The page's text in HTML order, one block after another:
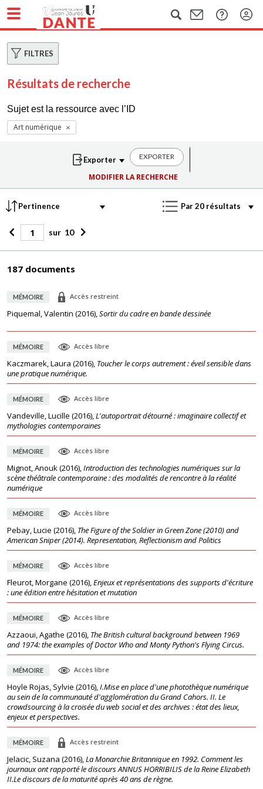
FILTRES
Résultats de recherche
Sujet est la ressource avec l’ID
Art numérique
EXPORTER
MODIFIER LA RECHERCHE
sur 10
187 documents
MÉMOIRE Accès restreint
Piquemal, Valentin (2016),Sortir du cadre en bande dessinée
MÉMOIRE Accès libre
Kaczmarek, Laura (2016), Toucher le corps autrement : éveil sensible dans
une pratique numérique.
MÉMOIRE Accès libre
Vandeville, Lucille (2016),L'autoportrait détourné : imaginaire collectif et
mythologies contemporaines
MÉMOIRE Accès libre
Mignot, Anouk(2016),Introduction des technologies numériques sur la
scène théâtrale contemporaine : des modalités de rencontre à la réalité
numérique
MÉMOIRE Accès libre
Pebay, Lucie (2016), The Figure of the Soldier in Green Zone (2010) and
American Sniper (2014). Representation, Reflectionism and Politics
MÉMOIRE Accès libre
Fleurot, Morgane (2016),Enjeux et représentations des supports d'écriture
: une édition entre hésitation et mutation
MÉMOIRE Accès libre
Azzaoui, Agathe (2016), The British cultural background between 1969
and 1974: the examples of Doctor Who and Monty Python's Flying Circus.
MÉMOIRE Accès libre
Hoyle Rojas, Sylvie (2016),I.Mise en place d'une photothèque numérique
au sein de la communauté d'agglomération du Grand Cahors. II. Le
crowdsourcing à la croisée du web social et des archives : état des lieux,
enjeux et perspectives.
MÉMOIRE Accès restreint
Jelacic, Suzana (2016),La Monarchie Britannique en 1992. Comment les
journaux ont rapporté le discours ANNUS HORRIBILIS de la Reine Elizabeth
II.Le discours de la maturité après 40 ans de règne.